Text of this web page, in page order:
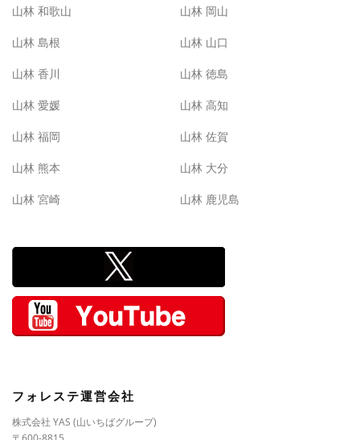
山林 和歌山 山林 岡山
山林 島根 山林 山口
山林 香川 山林 徳島
山林 愛媛 山林 高知
山林 福岡 山林 佐賀
山林 熊本 山林 大分
山林 宮崎 山林 鹿児島
フォレステ運営会社
株式会社 YAS (山いちばグループ)